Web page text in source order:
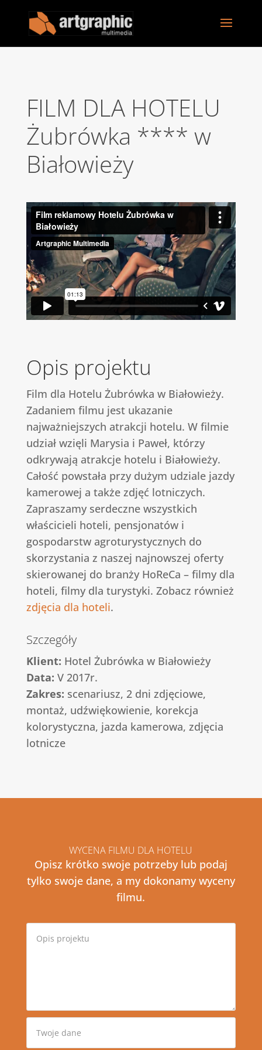
FILM DLA HOTELU
Żubrówka **** w
Białowieży
Opis projektu
Film dla Hotelu Żubrówka w Białowieży.
Zadaniem filmu jest ukazanie
najważniejszych atrakcji hotelu. W filmie
udział wzięli Marysia i Paweł, którzy
odkrywają atrakcje hotelu i Białowieży.
Całość powstała przy dużym udziale jazdy
kamerowej a także zdjęć lotniczych.
Zapraszamy serdeczne wszystkich
właścicieli hoteli, pensjonatów i
gospodarstw agroturystycznych do
skorzystania z naszej najnowszej oferty
skierowanej do branży HoReCa – filmy dla
hoteli, filmy dla turystyki. Zobacz również
zdjęcia dla hoteli.
Szczegóły
Klient: Hotel Żubrówka w Białowieży
Data: V 2017r.
Zakres: scenariusz, 2 dni zdjęciowe,
montaż, udźwiękowienie, korekcja
kolorystyczna, jazda kamerowa, zdjęcia
lotnicze
WYCENA FILMU DLA HOTELU
Opisz krótko swoje potrzeby lub podaj
tylko swoje dane, a my dokonamy wyceny
filmu.